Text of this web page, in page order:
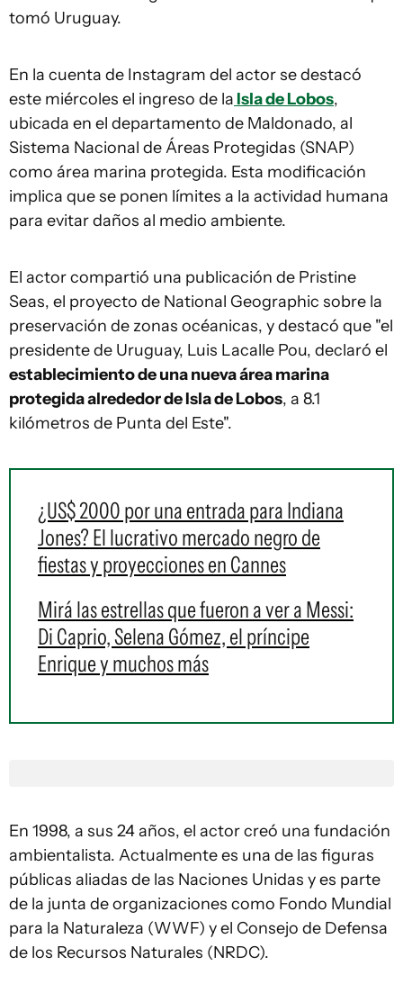
tomó Uruguay.
En la cuenta de Instagram del actor se destacó
este miércoles el ingreso de laIsla de Lobos,
ubicada en el departamento de Maldonado, al
Sistema Nacional de Áreas Protegidas (SNAP)
como área marina protegida. Esta modificación
implica que se ponen límites a la actividad humana
para evitar daños al medio ambiente.
El actor compartió una publicación de Pristine
Seas, el proyecto de National Geographic sobre la
preservación de zonas océanicas, y destacó que "el
presidente de Uruguay, Luis Lacalle Pou, declaró el
establecimiento de una nueva área marina
protegida alrededor de Isla de Lobos, a 8.1
kilómetros de Punta del Este".
¿US$ 2000 por una entrada para Indiana
Jones? El lucrativo mercado negro de
fiestas y proyecciones en Cannes
Mirá las estrellas que fueron a ver a Messi:
Di Caprio, Selena Gómez, el príncipe
Enrique y muchos más
En 1998, a sus 24 años, el actor creó una fundación
ambientalista. Actualmente es una de las figuras
públicas aliadas de las Naciones Unidas y es parte
de la junta de organizaciones como Fondo Mundial
para la Naturaleza (WWF) y el Consejo de Defensa
de los Recursos Naturales (NRDC).